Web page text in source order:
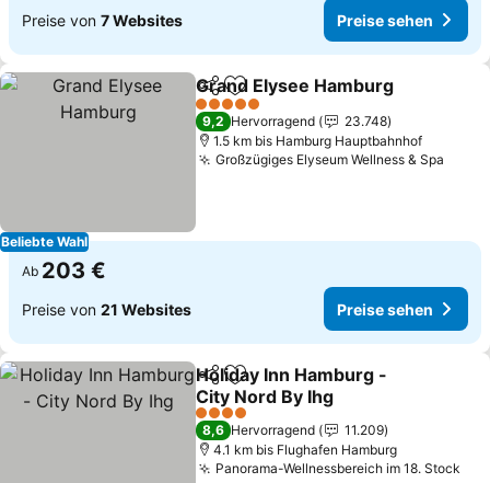
Preise von 7 Websites Preise sehen
Beliebte Wahl
TeilenZu Favoriten hinzufügen
Grand Elysee Hamburg
5 Sterne
9,2 Hervorragend
23.748
1.5 km bis Hamburg Hauptbahnhof
Großzügiges Elyseum Wellness & Spa
Ab 203 €
Preise von 21 Websites Preise sehen
TeilenZu Favoriten hinzufügen
Holiday Inn Hamburg -
City Nord By Ihg
4 Sterne
8,6 Hervorragend
11.209
4.1 km bis Flughafen Hamburg
Panorama-Wellnessbereich im 18. Stock